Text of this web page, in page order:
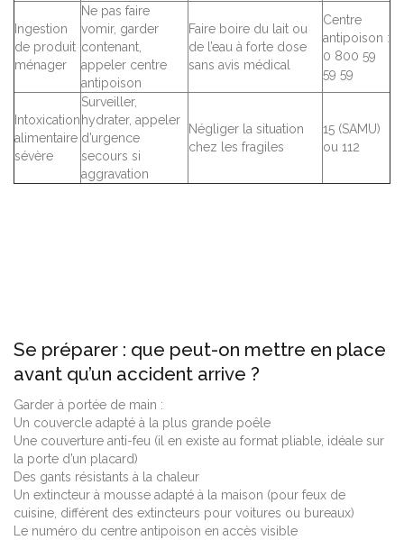
Ingestion
de produit
ménager
Ne pas faire
vomir, garder
contenant,
appeler centre
antipoison
Faire boire du lait ou
de l’eau à forte dose
sans avis médical
Centre
antipoison :
0 800 59
59 59
Intoxication
alimentaire
sévère
Surveiller,
hydrater, appeler
d’urgence
secours si
aggravation
Négliger la situation
chez les fragiles
15 (SAMU)
ou 112
Se préparer : que peut-on mettre en place
avant qu’un accident arrive ?
Garder à portée de main :
Un couvercle adapté à la plus grande poêle
Une couverture anti-feu (il en existe au format pliable, idéale sur
la porte d’un placard)
Des gants résistants à la chaleur
Un extincteur à mousse adapté à la maison (pour feux de
cuisine, différent des extincteurs pour voitures ou bureaux)
Le numéro du centre antipoison en accès visible